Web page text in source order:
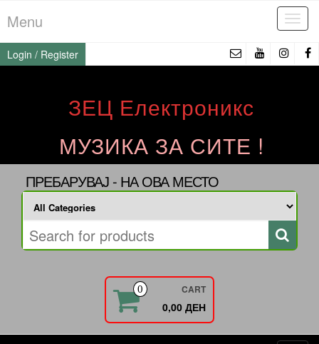
to
the
content
Menu
Login / Register
ЗЕЦ Електроникс
МУЗИКА ЗА СИТЕ !
ПРЕБАРУВАЈ - НА ОВА МЕСТО
0 CART
0,00 ДЕН